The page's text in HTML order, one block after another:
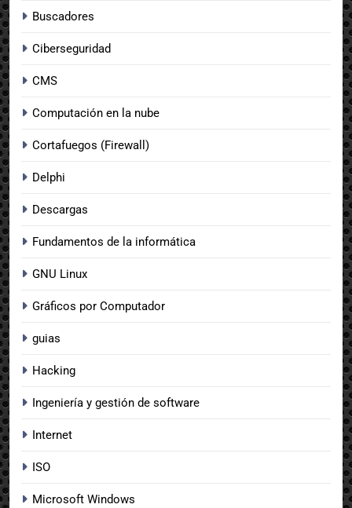
Buscadores
Ciberseguridad
CMS
Computación en la nube
Cortafuegos (Firewall)
Delphi
Descargas
Fundamentos de la informática
GNU Linux
Gráficos por Computador
guias
Hacking
Ingeniería y gestión de software
Internet
ISO
Microsoft Windows